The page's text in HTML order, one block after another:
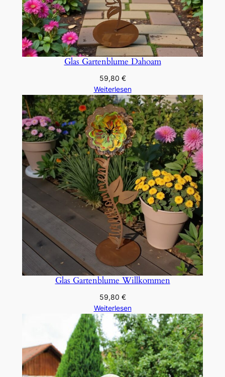
Glas Gartenblume Dahoam
59,80 €
Weiterlesen
Glas Gartenblume Willkommen
59,80 €
Weiterlesen